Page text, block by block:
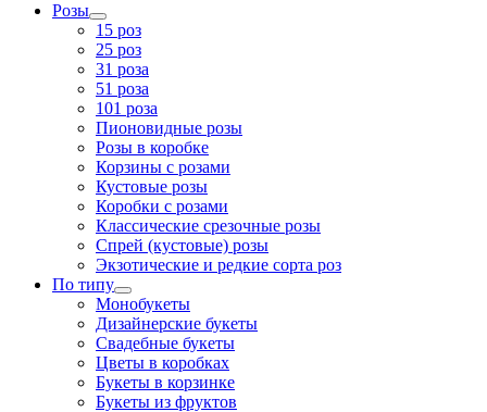
Розы
15 роз
25 роз
31 роза
51 роза
101 роза
Пионовидные розы
Розы в коробке
Корзины с розами
Кустовые розы
Коробки с розами
Классические срезочные розы
Спрей (кустовые) розы
Экзотические и редкие сорта роз
По типу
Монобукеты
Дизайнерские букеты
Свадебные букеты
Цветы в коробках
Букеты в корзинке
Букеты из фруктов